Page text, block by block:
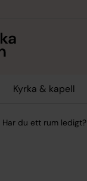
Kyrka & kapell
Har du ett rum ledigt?